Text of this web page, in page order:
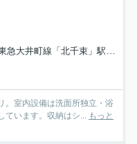
急大井町線「北千束」駅 徒歩15分
。室内設備は洗面所独立・浴
ています。収納はシ... もっと